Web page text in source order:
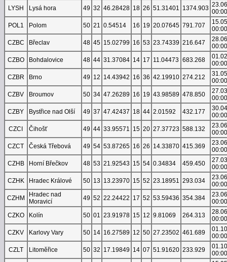
LYSH
Lysá hora 49 32 46.28428 18 26 51.31401 1374.903 00:00
POL1
Polom 50 21 0.54514 16 19 20.07645 791.707
00:00
CZBC
Břeclav 48 45 15.02799 16 53 23.74339 216.647
00:00
CZBO
Bohdalovice 48 44 31.37084 14 17 11.04473 683.268
00:00
CZBR
Brno 49 12 14.43942 16 36 42.19910 274.212
00:00
CZBV
Broumov 50 34 47.26289 16 19 43.98589 478.850
00:00
CZBY
Bystřice nad Olší 49 37 47.42437 18 44 2.01592 432.177
00:00
CZCI
Čihošť 49 44 33.95571 15 20 27.37723 588.132
00:00
CZCT
Česká Třebová 49 54 53.87265 16 26 14.33870 415.369
00:00
CZHB
Horní Břečkov 48 53 21.92543 15 54 0.34834 459.450
00:00
CZHK
Hradec Králové 50 13 13.23970 15 52 23.18951 293.034
00:00
CZHM
Hradec nad
Moravicí
49 52 22.24422 17 52 53.59436 354.384
00:00
CZKO
Kolín 50 01 23.91978 15 12 9.81069 264.313
00:00
CZKV
Karlovy Vary 50 14 16.27589 12 50 27.23502 461.689
00:00
CZLT
Litoměřice 50 32 17.19849 14 07 51.91620 233.929
00:00